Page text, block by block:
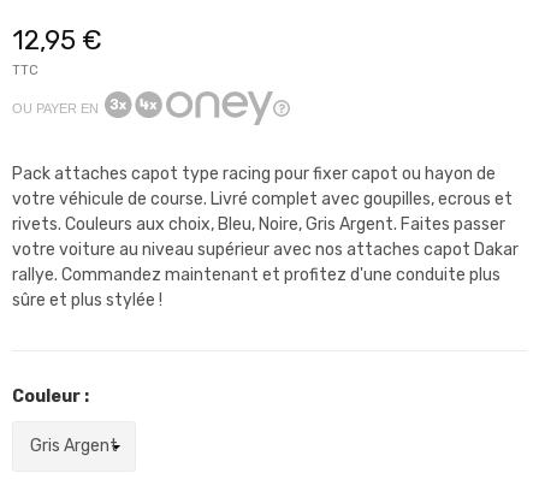
12,95 €
TTC
OU PAYER EN
Pack attaches capot type racing pour fixer capot ou hayon de
votre véhicule de course. Livré complet avec goupilles, ecrous et
rivets. Couleurs aux choix, Bleu, Noire, Gris Argent. Faites passer
votre voiture au niveau supérieur avec nos attaches capot Dakar
rallye. Commandez maintenant et profitez d'une conduite plus
sûre et plus stylée !
Couleur :